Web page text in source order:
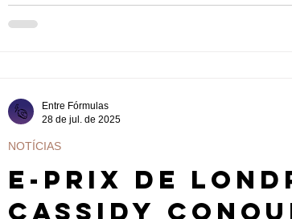
position. No entanto, o triunfo do piloto da Andretti esteve longe de
E-PRIX DE
Cassidy
NOTÍCIAS
Entre Fórmulas
28 de jul. de 2025